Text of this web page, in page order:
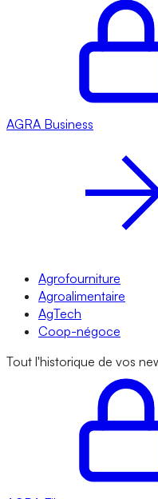
AGRA Business
Agrofourniture
Agroalimentaire
AgTech
Coop-négoce
Tout l'historique de vos